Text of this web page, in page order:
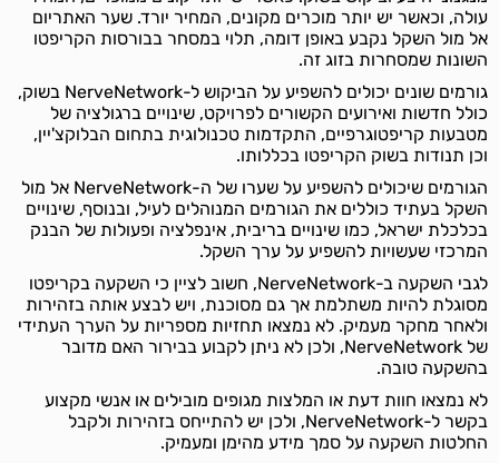
עולה, וכאשר יש יותר מוכרים מקונים, המחיר יורד. שער האתריום
אל מול השקל נקבע באופן דומה, תלוי במסחר בבורסות הקריפטו
השונות שמסחרות בזוג זה.
גורמים שונים יכולים להשפיע על הביקוש ל-NerveNetwork בשוק,
כולל חדשות ואירועים הקשורים לפרויקט, שינויים ברגולציה של
מטבעות קריפטוגרפיים, התקדמות טכנולוגית בתחום הבלוקצ'יין,
וכן תנודות בשוק הקריפטו בכללותו.
הגורמים שיכולים להשפיע על שערו של ה-NerveNetwork אל מול
השקל בעתיד כוללים את הגורמים המנוהלים לעיל, ובנוסף, שינויים
בכלכלת ישראל, כמו שינויים בריבית, אינפלציה ופעולות של הבנק
המרכזי שעשויות להשפיע על ערך השקל.
לגבי השקעה ב-NerveNetwork, חשוב לציין כי השקעה בקריפטו
מסוגלת להיות משתלמת אך גם מסוכנת, ויש לבצע אותה בזהירות
ולאחר מחקר מעמיק. לא נמצאו תחזיות מספריות על הערך העתידי
של NerveNetwork, ולכן לא ניתן לקבוע בבירור האם מדובר
בהשקעה טובה.
לא נמצאו חוות דעת או המלצות מגופים מובילים או אנשי מקצוע
בקשר ל-NerveNetwork, ולכן יש להתייחס בזהירות ולקבל
החלטות השקעה על סמך מידע מהימן ומעמיק.